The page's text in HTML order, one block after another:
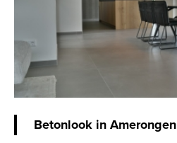
Betonlook in Amerongen